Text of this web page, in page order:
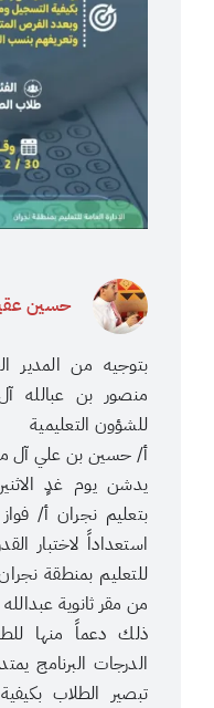
حسين
بتوجيه من المدير
منصور بن عبالله
للشؤون التعليمية
أ/ حسين بن علي آل
يدشن يوم غدٍ
بتعليم نجران أ/
استعداداً لاختبار
للتعليم بمنطقة
من مقر ثانوية
ذلك دعماً منها
الدرجات البرنامج
تبصير الطلاب